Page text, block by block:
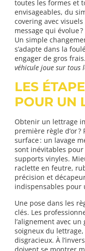
toutes les formes et
envisageables, du
covering avec
message qui évolue
Un simple
s’adapte dans la
engager de gros frais.
véhicule joue sur tous
LES
POUR UN
Obtenir un lettrage
première règle d’or
surface : un lavage
sont inévitables
supports vinyles.
raclette en feutre,
précision et
indispensables pour
Une pose dans les
clés. Les
l’alignement avec
soigneux du
disgracieux. À